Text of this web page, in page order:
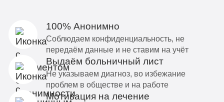
100% Анонимно
Соблюдаем конфиденциальность, не
передаём данные и не ставим на учёт
Выдаём больничный лист
Не указываем диагноз, во избежание
проблем в обществе и на работе
Мотивация на лечение